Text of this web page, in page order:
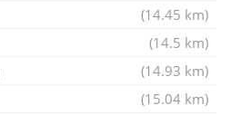
(14.45 km)
(14.5 km)
(14.93 km)
(15.04 km)